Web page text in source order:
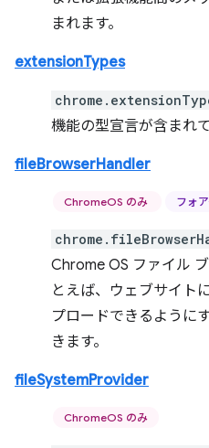
まれます。
extensionTypes
機能の型宣言が含まれて
fileBrowserHandler
ChromeOS のみ フォ
Chrome OS ファイル
とえば、ウェブサイト
プロードできるように
きます。
fileSystemProvider
ChromeOS のみ